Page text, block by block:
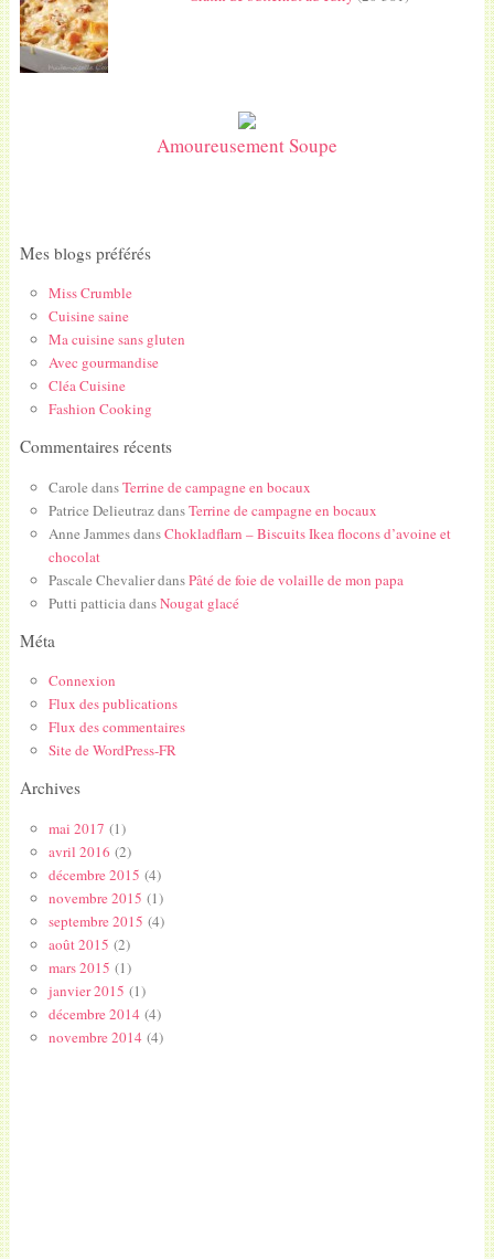
Amoureusement Soupe
Mes blogs préférés
Miss Crumble
Cuisine saine
Ma cuisine sans gluten
Avec gourmandise
Cléa Cuisine
Fashion Cooking
Commentaires récents
Carole dansTerrine de campagne en bocaux
Patrice DelieutrazdansTerrine de campagne en bocaux
Anne JammesdansChokladflarn – Biscuits Ikea flocons d’avoine et
chocolat
Pascale ChevalierdansPâté de foie de volaille de mon papa
Putti patticiadansNougat glacé
Méta
Connexion
Flux des publications
Flux des commentaires
Site de WordPress-FR
Archives
mai 2017 (1)
avril 2016 (2)
décembre 2015 (4)
novembre 2015 (1)
septembre 2015 (4)
août 2015 (2)
mars 2015 (1)
janvier 2015 (1)
décembre 2014(4)
novembre 2014(4)